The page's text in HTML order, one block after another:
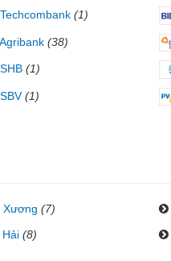
Techcombank (1)
Agribank (38)
SHB (1)
SBV (1)
Xương (7)
Hải (8)